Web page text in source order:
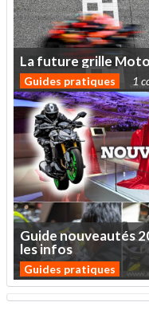
Lafuturegrille
Guides pratiques 1
Guidenouveautés
lesinfos
Guides pratiques